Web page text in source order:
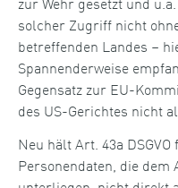
solcher Zugriff nicht
betreffenden Landes –
Spannenderweise
Gegensatz zur EU-
des US-Gerichtes nicht
Neu hält Art. 43a
Personendaten, die dem